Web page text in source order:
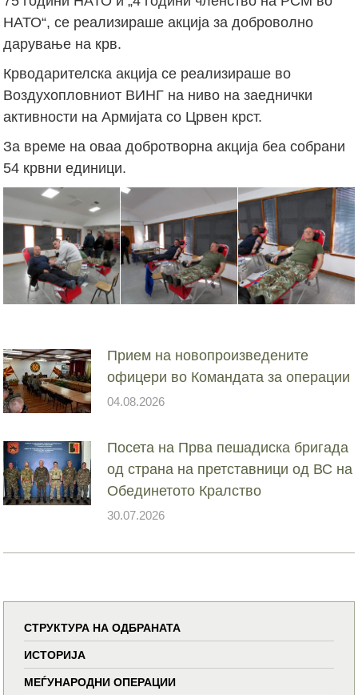
НАТО“, се реализираше акција за доброволно
дарување на крв.
Крводарителска акција се реализираше во
Воздухопловниот ВИНГ на ниво на заеднички
активности на Армијата со Црвен крст.
За време на оваа добротворна акција беа собрани
54 крвни единици.
Прием на новопроизведените
офицери во Командата за операции
04.08.2026
Посета на Прва пешадиска бригада
од страна на претставници од ВС на
Обединетото Кралство
30.07.2026
СТРУКТУРА НА ОДБРАНАТА
ИСТОРИЈА
МЕЃУНАРОДНИ ОПЕРАЦИИ